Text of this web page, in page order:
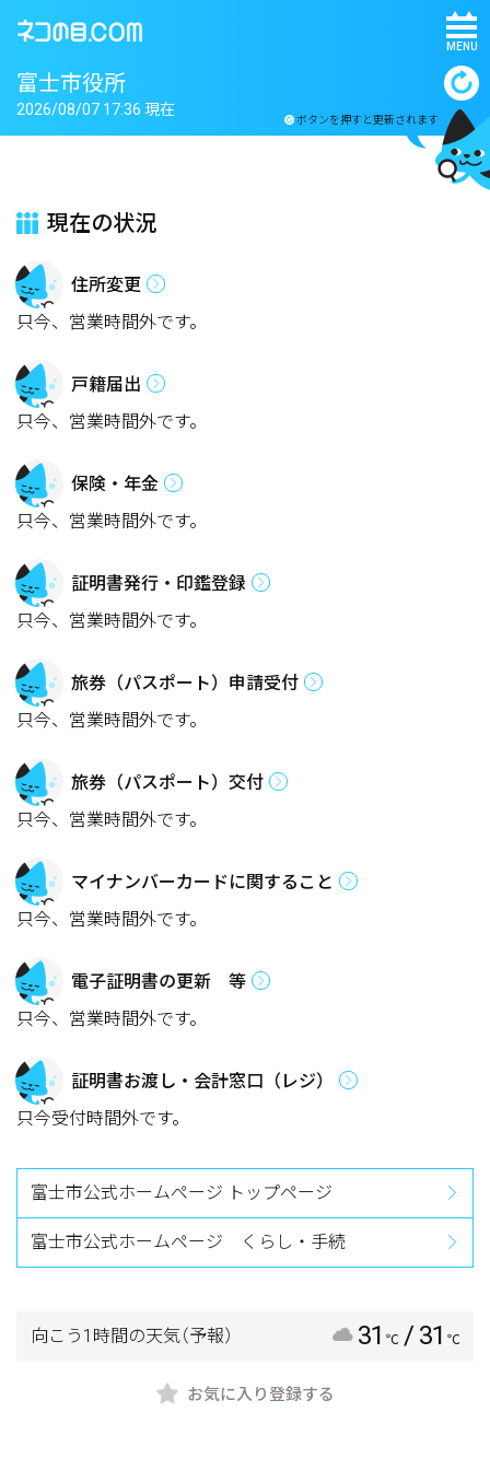
MENU
富士市役所
ボタンを押すと更新されます
2026/08/07 17:36 現在
現在の状況
住所変更
只今、営業時間外です。
戸籍届出
只今、営業時間外です。
保険・年金
只今、営業時間外です。
証明書発行・印鑑登録
只今、営業時間外です。
旅券（パスポート）申請受付
只今、営業時間外です。
旅券（パスポート）交付
只今、営業時間外です。
マイナンバーカードに関すること
只今、営業時間外です。
電子証明書の更新 等
只今、営業時間外です。
証明書お渡し・会計窓口（レジ）
只今受付時間外です。
富士市公式ホームページ トップページ
富士市公式ホームページ くらし・手続
向こう1時間の天気（予報） 31 ℃ / 31 ℃
お気に入り登録する